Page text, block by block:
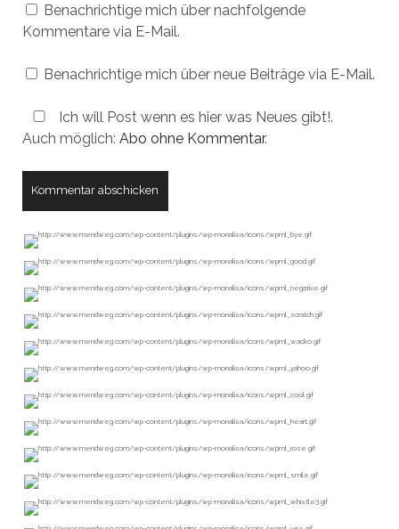
Benachrichtige mich über nachfolgende
Kommentare via E-Mail.
Benachrichtige mich über neue Beiträge via E-Mail.
Ich will Post wenn es hier was Neues gibt!.
Auch möglich: Abo ohne Kommentar.